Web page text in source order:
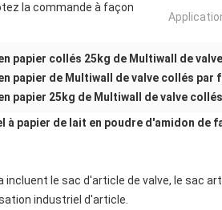
la commande à façon
papier collés 25kg de Multiwall de valve
papier de Multiwall de valve collés par
papier 25kg de Multiwall de valve
à papier de lait en poudre d'amidon de
incluent le sac d'article de valve, le sac
industriel d'article.